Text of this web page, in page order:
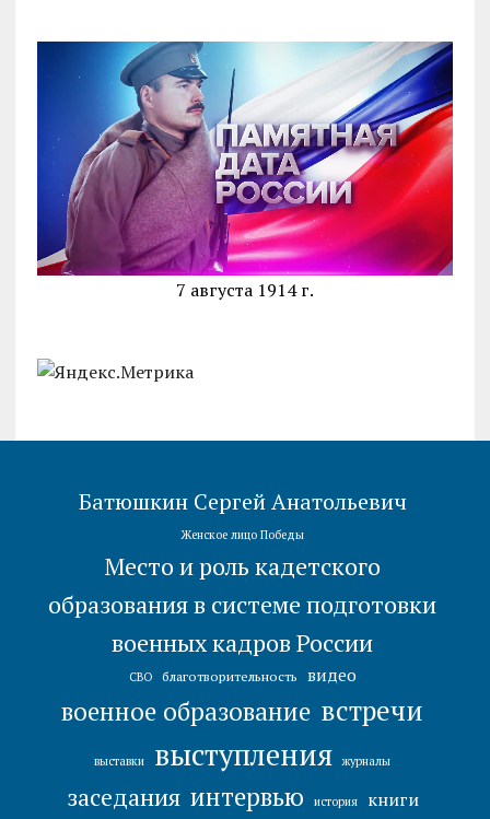
7 августа 1914 г.
Батюшкин Сергей Анатольевич
Женское лицо Победы
Место и роль кадетского
образования в системе подготовки
военных кадров России
СВО благотворительность видео
военное образование встречи
выставки выступления журналы
заседания интервью история книги